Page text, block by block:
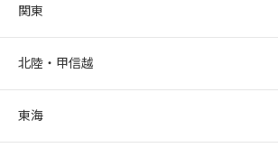
関東
北陸・甲信越
東海